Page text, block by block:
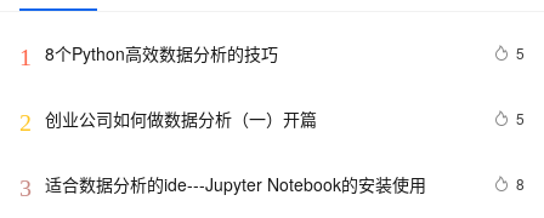
1 8个Python高效数据分析的技巧 5
2 创业公司如何做数据分析（一）开篇 5
3 适合数据分析的ide---Jupyter Notebook的安装使用 8